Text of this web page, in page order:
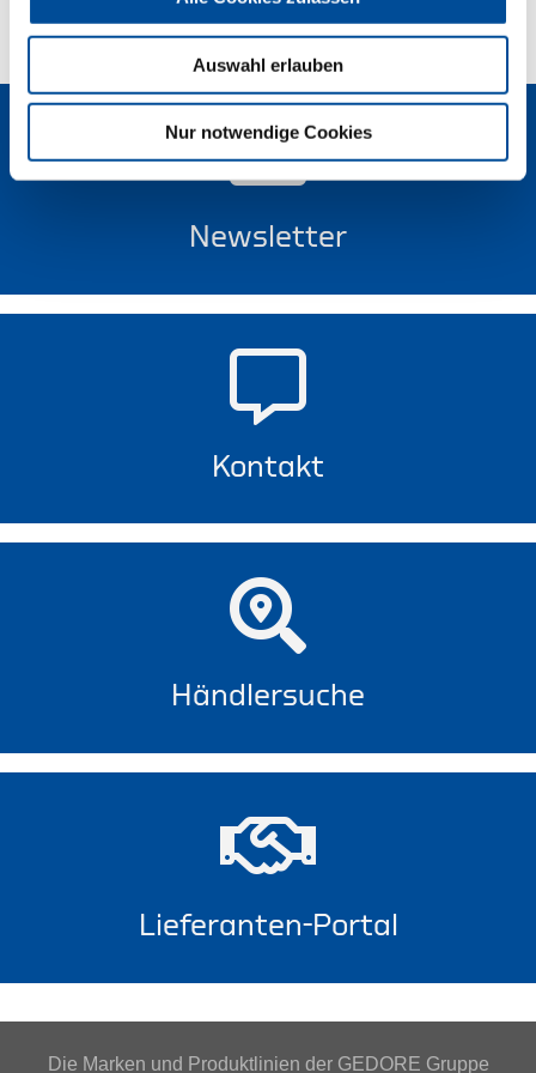
Auswahl erlauben
Nur notwendige Cookies
Newsletter
Kontakt
Händlersuche
Lieferanten-Portal
Die Marken und Produktlinien der GEDORE Gruppe